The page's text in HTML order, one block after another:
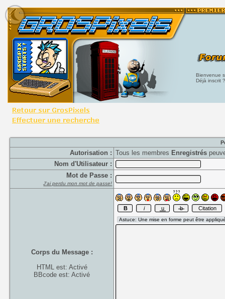
Bienvenue
Déjà inscrit
Autorisation : Tous les membres Enregistrés
Nom d'Utilisateur :
Mot de Passe :
J'ai perdu mon mot de passe!
Corps du Message :
HTML est: Activé
BBcode est: Activé